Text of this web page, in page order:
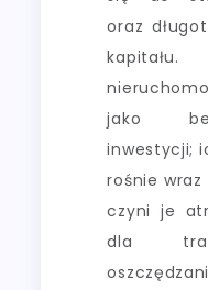
oraz
kapitału.
jako
inwestycji;
rośnie wraz
czyni je
dla